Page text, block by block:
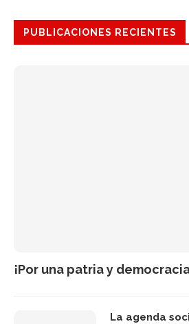
PUBLICACIONES RECIENTES
¡Por una patria y
La agenda